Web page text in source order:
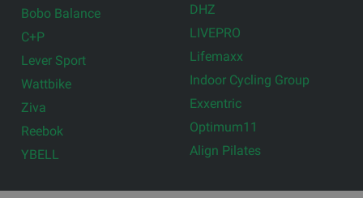
Bobo Balance
C+P
Lever Sport
Wattbike
Ziva
Reebok
YBELL
DHZ
LIVEPRO
Lifemaxx
Indoor Cycling Group
Exxentric
Optimum11
Align Pilates